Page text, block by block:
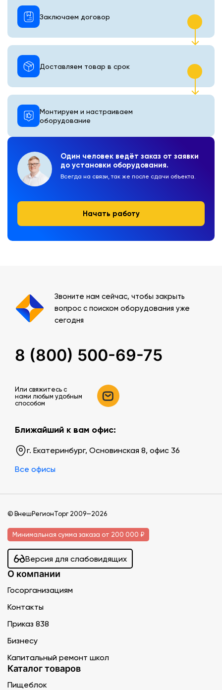
Один человек ведёт заказ от заявки
до установки оборудования.
Всегда на связи, так же после сдачи объекта.
Начать работу
Монтируем и настраиваем
оборудование
Доставляем товар в срок
Заключаем договор
Звоните нам сейчас, чтобы закрыть
вопрос с поиском оборудования уже
сегодня
8 (800) 500-69-75
Или свяжитесь c
нами любым удобным
способом
Ближайший к вам офис:
г. Екатеринбург, Основинская 8, офис 36
Все офисы
© ВнешРегионТорг 2009—2026
Минимальная сумма заказа от 200 000 ₽
Версия для слабовидящих
О компании
Госорганизациям
Контакты
Приказ 838
Бизнесу
Капитальный ремонт школ
Каталог товаров
Пищеблок